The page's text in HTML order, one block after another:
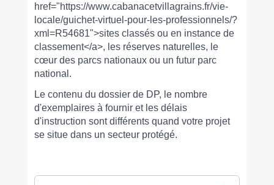
href="https://www.cabanacetvillagrains.fr/vie-
locale/guichet-virtuel-pour-les-professionnels/?
xml=R54681">sites classés ou en instance de
classement</a>, les réserves naturelles, le
cœur des parcs nationaux ou un futur parc
national.
Le contenu du dossier de DP, le nombre
d'exemplaires à fournir et les délais
d'instruction sont différents quand votre projet
se situe dans un secteur protégé.